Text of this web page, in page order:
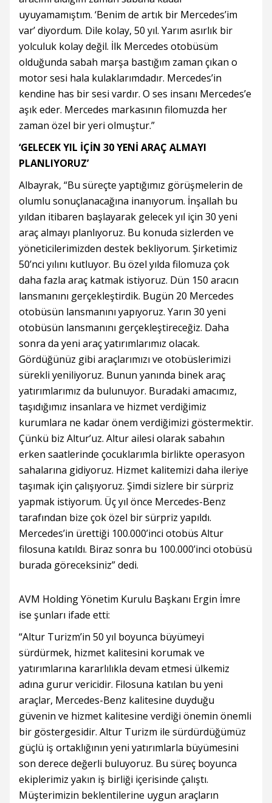
uyuyamamıştım. ‘Benim de artık bir Mercedes’im
var’ diyordum. Dile kolay, 50 yıl. Yarım asırlık bir
yolculuk kolay değil. İlk Mercedes otobüsüm
olduğunda sabah marşa bastığım zaman çıkan o
motor sesi hala kulaklarımdadır. Mercedes’in
kendine has bir sesi vardır. O ses insanı Mercedes’e
aşık eder. Mercedes markasının filomuzda her
zaman özel bir yeri olmuştur.”
‘GELECEK YIL İÇİN 30 YENİ ARAÇ ALMAYI
PLANLIYORUZ’
Albayrak, “Bu süreçte yaptığımız görüşmelerin de
olumlu sonuçlanacağına inanıyorum. İnşallah bu
yıldan itibaren başlayarak gelecek yıl için 30 yeni
araç almayı planlıyoruz. Bu konuda sizlerden ve
yöneticilerimizden destek bekliyorum. Şirketimiz
50’nci yılını kutluyor. Bu özel yılda filomuza çok
daha fazla araç katmak istiyoruz. Dün 150 aracın
lansmanını gerçekleştirdik. Bugün 20 Mercedes
otobüsün lansmanını yapıyoruz. Yarın 30 yeni
otobüsün lansmanını gerçekleştireceğiz. Daha
sonra da yeni araç yatırımlarımız olacak.
Gördüğünüz gibi araçlarımızı ve otobüslerimizi
sürekli yeniliyoruz. Bunun yanında binek araç
yatırımlarımız da bulunuyor. Buradaki amacımız,
taşıdığımız insanlara ve hizmet verdiğimiz
kurumlara ne kadar önem verdiğimizi göstermektir.
Çünkü biz Altur’uz. Altur ailesi olarak sabahın
erken saatlerinde çocuklarımla birlikte operasyon
sahalarına gidiyoruz. Hizmet kalitemizi daha ileriye
taşımak için çalışıyoruz. Şimdi sizlere bir sürpriz
yapmak istiyorum. Üç yıl önce Mercedes-Benz
tarafından bize çok özel bir sürpriz yapıldı.
Mercedes’in ürettiği 100.000’inci otobüs Altur
filosuna katıldı. Biraz sonra bu 100.000’inci otobüsü
burada göreceksiniz” dedi.
AVM Holding Yönetim Kurulu Başkanı Ergin İmre
ise şunları ifade etti:
“Altur Turizm’in 50 yıl boyunca büyümeyi
sürdürmek, hizmet kalitesini korumak ve
yatırımlarına kararlılıkla devam etmesi ülkemiz
adına gurur vericidir. Filosuna katılan bu yeni
araçlar, Mercedes-Benz kalitesine duyduğu
güvenin ve hizmet kalitesine verdiği önemin önemli
bir göstergesidir. Altur Turizm ile sürdürdüğümüz
güçlü iş ortaklığının yeni yatırımlarla büyümesini
son derece değerli buluyoruz. Bu süreç boyunca
ekiplerimiz yakın iş birliği içerisinde çalıştı.
Müşterimizin beklentilerine uygun araçların